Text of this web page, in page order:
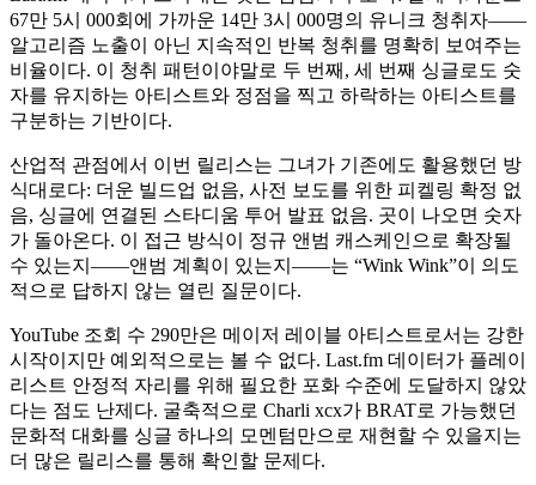
67만 5시 000회에 가까운 14만 3시 000명의 유니크 청취자——
알고리즘 노출이 아닌 지속적인 반복 청취를 명확히 보여주는
비율이다. 이 청취 패턴이야말로 두 번째, 세 번째 싱글로도 숫
자를 유지하는 아티스트와 정점을 찍고 하락하는 아티스트를
구분하는 기반이다.
산업적 관점에서 이번 릴리스는 그녀가 기존에도 활용했던 방
식대로다: 더운 빌드업 없음, 사전 보도를 위한 피켈링 확정 없
음, 싱글에 연결된 스타디움 투어 발표 없음. 곳이 나오면 숫자
가 돌아온다. 이 접근 방식이 정규 앤범 캐스케인으로 확장될
수 있는지——앤범 계획이 있는지——는 “Wink Wink”이 의도
적으로 답하지 않는 열린 질문이다.
YouTube 조회 수 290만은 메이저 레이블 아티스트로서는 강한
시작이지만 예외적으로는 볼 수 없다. Last.fm 데이터가 플레이
리스트 안정적 자리를 위해 필요한 포화 수준에 도달하지 않았
다는 점도 난제다. 굴축적으로 Charli xcx가 BRAT로 가능했던
문화적 대화를 싱글 하나의 모멘텀만으로 재현할 수 있을지는
더 많은 릴리스를 통해 확인할 문제다.